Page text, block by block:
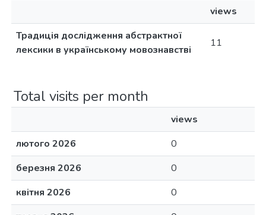
views
Традиція дослідження абстрактної
лексики в українському мовознавстві
11
Total visits per month
views
лютого 2026
0
березня 2026
0
квітня 2026
0